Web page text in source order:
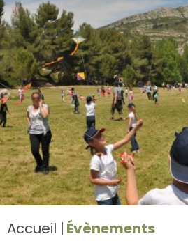
Accueil Évènements